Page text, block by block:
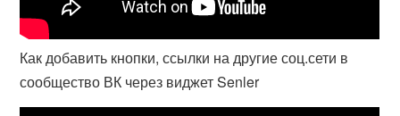
Как добавить кнопки, ссылки на другие соц.сети в
сообщество ВК через виджет Senler